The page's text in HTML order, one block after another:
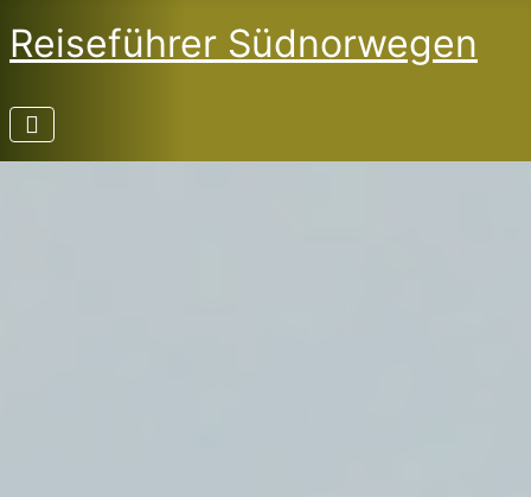
Reiseführer Südnorwegen